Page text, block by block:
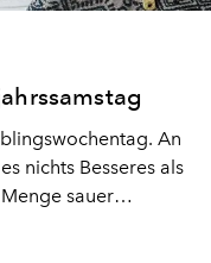
An
nichts Besseres als
sauer
Aufstrich»